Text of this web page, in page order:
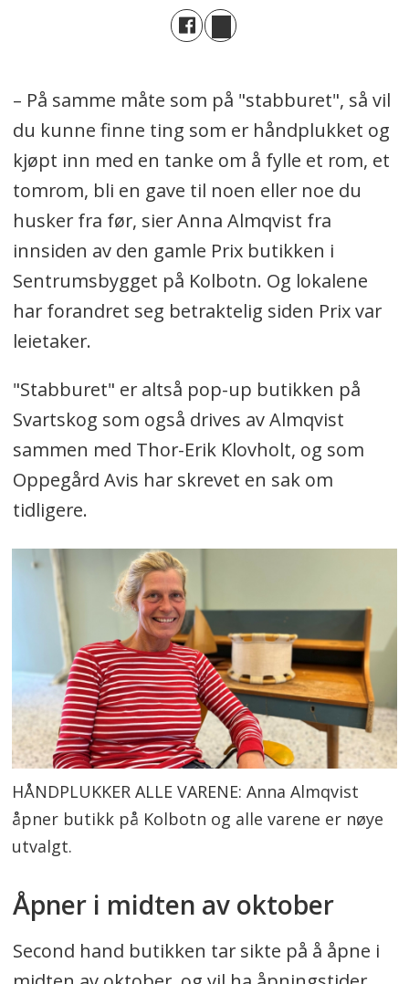
– På samme måte som på "stabburet", så vil
du kunne finne ting som er håndplukket og
kjøpt inn med en tanke om å fylle et rom, et
tomrom, bli en gave til noen eller noe du
husker fra før, sier Anna Almqvist fra
innsiden av den gamle Prix butikken i
Sentrumsbygget på Kolbotn. Og lokalene
har forandret seg betraktelig siden Prix var
leietaker.
"Stabburet" er altså pop-up butikken på
Svartskog som også drives av Almqvist
sammen med Thor-Erik Klovholt, og som
Oppegård Avis har skrevet en sak om
tidligere.
HÅNDPLUKKER ALLE VARENE: Anna Almqvist
åpner butikk på Kolbotn og alle varene er nøye
utvalgt.
Åpner i midten av oktober
Second hand butikken tar sikte på å åpne i